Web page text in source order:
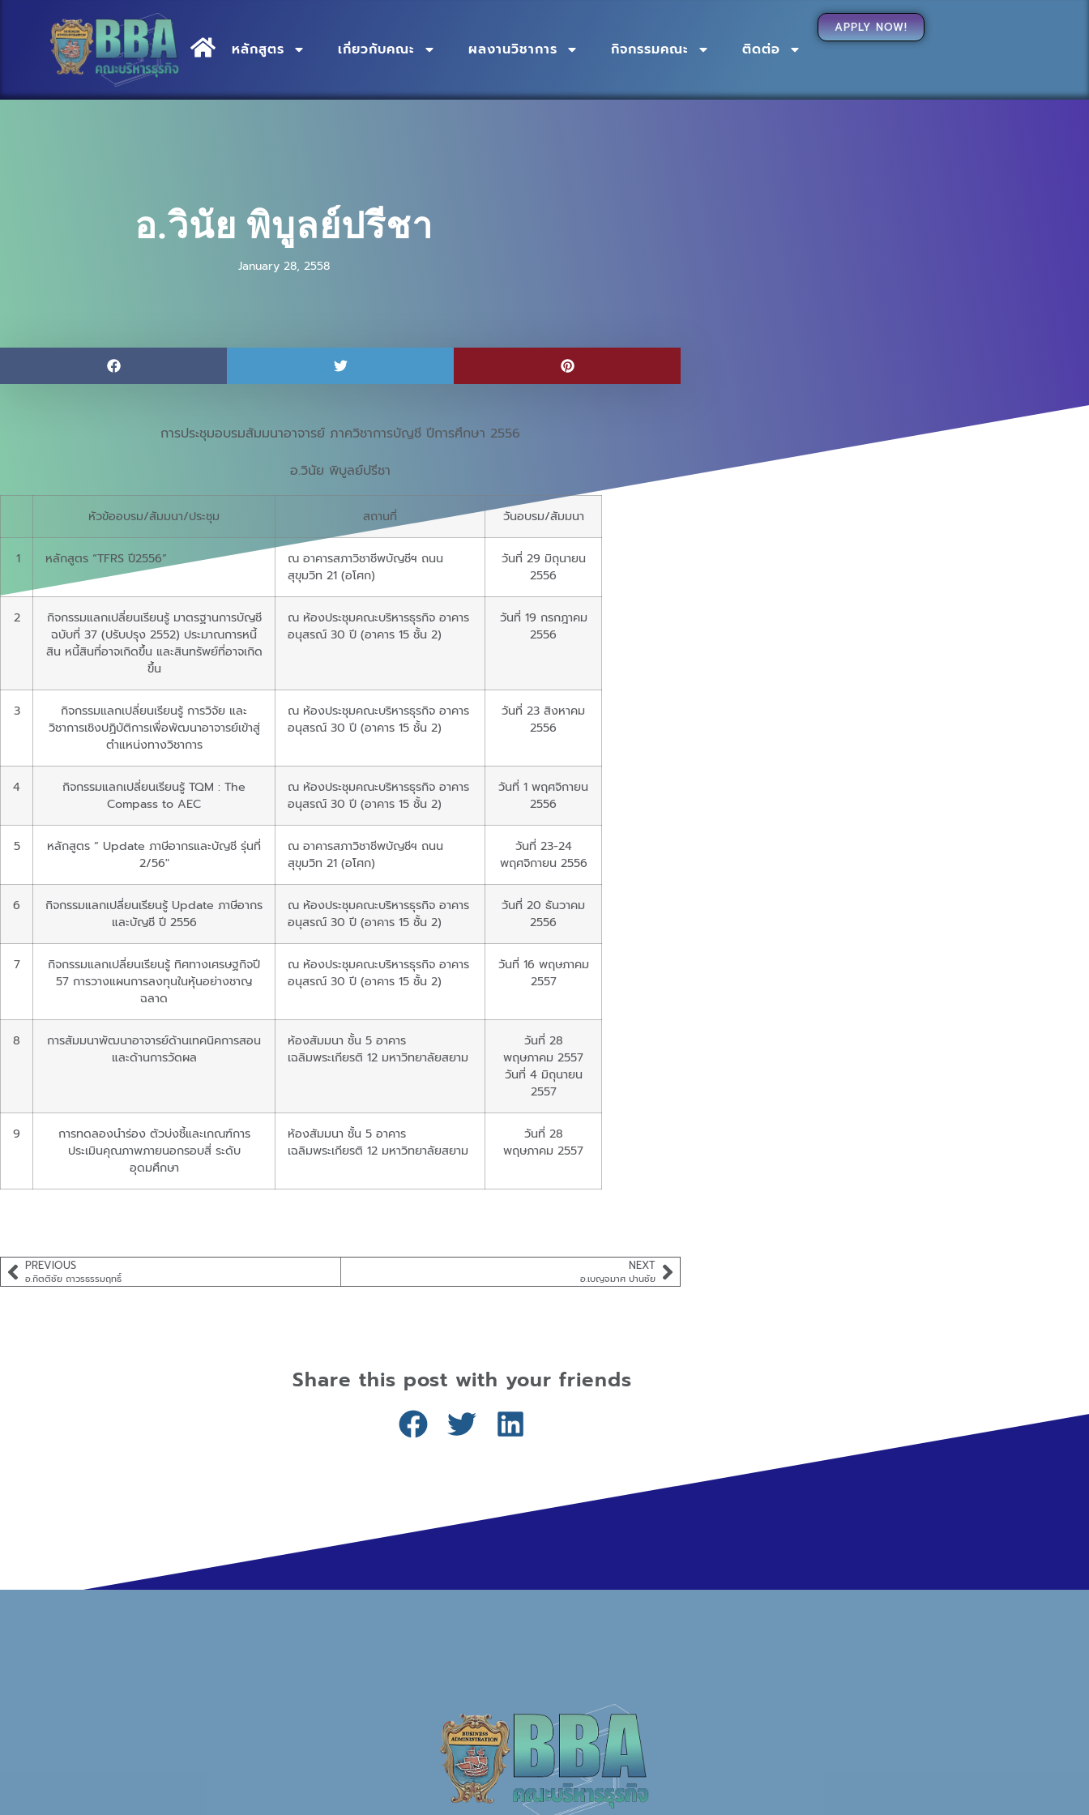
หลักสูตร เกี่ยวกับคณะ ผลงานวิชาการ กิจกรรมคณะ ติดต่อ
APPLY NOW!
อ.วินัย พิบูลย์ปรีชา
January 28, 2558
การประชุมอบรมสัมมนาอาจารย์ ภาควิชาการบัญชี ปีการศึกษา 2556
อ.วินัย พิบูลย์ปรีชา
หัวข้ออบรม/สัมมนา/ประชุม สถานที่ วันอบรม/สัมมนา
1 หลักสูตร “TFRS ปี2556”
ณ อาคารสภาวิชาชีพบัญชีฯ ถนน
สุขุมวิท 21 (อโศก)
วันที่ 29 มิถุนายน
2556
2
กิจกรรมแลกเปลี่ยนเรียนรู้ มาตรฐานการบัญชี
ฉบับที่ 37 (ปรับปรุง 2552) ประมาณการหนี้
สิน หนี้สินที่อาจเกิดขึ้น และสินทรัพย์ที่อาจเกิด
ขึ้น
ณ ห้องประชุมคณะบริหารธุรกิจ อาคาร
อนุสรณ์ 30 ปี (อาคาร 15 ชั้น 2)
วันที่ 19 กรกฎาคม
2556
3
กิจกรรมแลกเปลี่ยนเรียนรู้ การวิจัย และ
วิชาการเชิงปฏิบัติการเพื่อพัฒนาอาจารย์เข้าสู่
ตำแหน่งทางวิชาการ
ณ ห้องประชุมคณะบริหารธุรกิจ อาคาร
อนุสรณ์ 30 ปี (อาคาร 15 ชั้น 2)
วันที่ 23 สิงหาคม
2556
4
กิจกรรมแลกเปลี่ยนเรียนรู้ TQM : The
Compass to AEC
ณ ห้องประชุมคณะบริหารธุรกิจ อาคาร
อนุสรณ์ 30 ปี (อาคาร 15 ชั้น 2)
วันที่ 1 พฤศจิกายน
2556
5
หลักสูตร ” Update ภาษีอากรและบัญชี รุ่นที่
2/56″
ณ อาคารสภาวิชาชีพบัญชีฯ ถนน
สุขุมวิท 21 (อโศก)
วันที่ 23-24
พฤศจิกายน 2556
6
กิจกรรมแลกเปลี่ยนเรียนรู้ Update ภาษีอากร
และบัญชี ปี 2556
ณ ห้องประชุมคณะบริหารธุรกิจ อาคาร
อนุสรณ์ 30 ปี (อาคาร 15 ชั้น 2)
วันที่ 20 ธันวาคม
2556
7
กิจกรรมแลกเปลี่ยนเรียนรู้ ทิศทางเศรษฐกิจปี
57 การวางแผนการลงทุนในหุ้นอย่างชาญ
ฉลาด
ณ ห้องประชุมคณะบริหารธุรกิจ อาคาร
อนุสรณ์ 30 ปี (อาคาร 15 ชั้น 2)
วันที่ 16 พฤษภาคม
2557
8
การสัมมนาพัฒนาอาจารย์ด้านเทคนิคการสอน
และด้านการวัดผล
ห้องสัมมนา ชั้น 5 อาคาร
เฉลิมพระเกียรติ 12 มหาวิทยาลัยสยาม
วันที่ 28
พฤษภาคม 2557
วันที่ 4 มิถุนายน
2557
9
การทดลองนำร่อง ตัวบ่งชี้และเกณฑ์การ
ประเมินคุณภาพภายนอกรอบสี่ ระดับ
อุดมศึกษา
ห้องสัมมนา ชั้น 5 อาคาร
เฉลิมพระเกียรติ 12 มหาวิทยาลัยสยาม
วันที่ 28
พฤษภาคม 2557
PREVIOUS
อ.กิตติชัย ถาวรธรรมฤทธิ์
NEXT
อ.เบญจมาศ ปานชัย
Share this post with your friends